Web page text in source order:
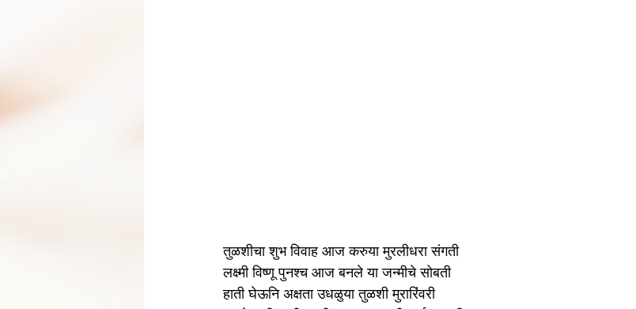
तुळशीचा शुभ विवाह आज करुया मुरलीधरा संगती
लक्ष्मी विष्णू पुनश्च आज बनले या जन्मीचे सोबती
हाती घेऊनि अक्षता उधळुया तुळशी मुरारिंवरी